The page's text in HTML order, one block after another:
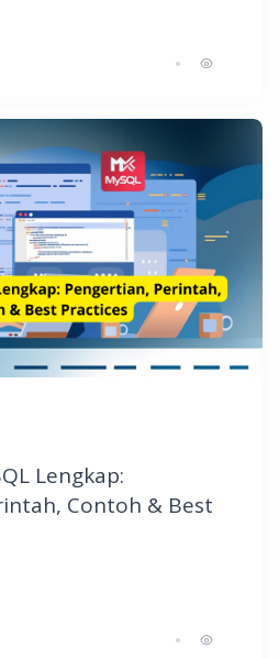
Lengkap:
Contoh & Best